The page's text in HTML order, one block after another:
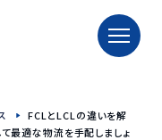
FCLとLCLの違いを解
最適な物流を手配しましょ